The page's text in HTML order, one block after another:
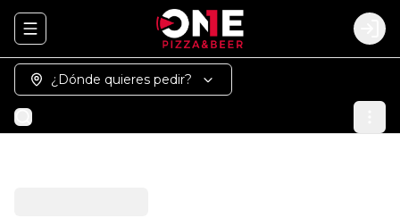
Abrir menu de navegación
¿Dónde quieres pedir?